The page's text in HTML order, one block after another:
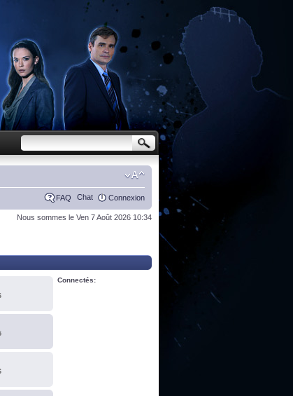
FAQ Chat Connexion
Nous sommes le Ven 7 Août 2026 10:34
Connectés: